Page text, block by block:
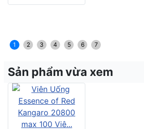
1 2 3 4 5 6 7
Sản phẩm vừa xem